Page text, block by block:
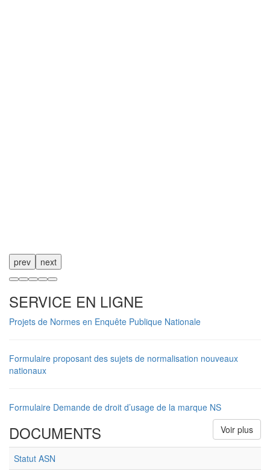
prev next
SERVICE EN LIGNE
Projets de Normes en Enquête Publique Nationale
Formulaire proposant des sujets de normalisation nouveaux
nationaux
Formulaire Demande de droit d’usage de la marque NS
Voir plus
DOCUMENTS
Statut ASN